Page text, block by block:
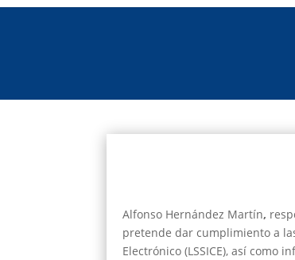
Alfonso Hernández Martín,
pretende dar cumplimiento a
Electrónico (LSSICE), así como